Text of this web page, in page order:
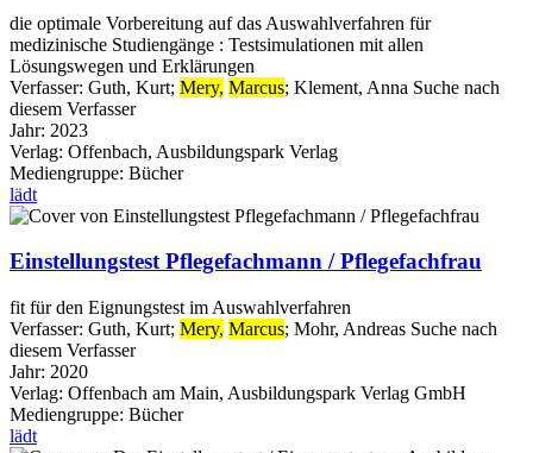
die optimale Vorbereitung auf das Auswahlverfahren für
medizinische Studiengänge : Testsimulationen mit allen
Lösungswegen und Erklärungen
Verfasser: Guth, Kurt; Mery, Marcus; Klement, Anna Suche nach
diesem Verfasser
Jahr: 2023
Verlag: Offenbach, Ausbildungspark Verlag
Mediengruppe: Bücher
lädt
Einstellungstest Pflegefachmann / Pflegefachfrau
fit für den Eignungstest im Auswahlverfahren
Verfasser: Guth, Kurt; Mery, Marcus; Mohr, Andreas Suche nach
diesem Verfasser
Jahr: 2020
Verlag: Offenbach am Main, Ausbildungspark Verlag GmbH
Mediengruppe: Bücher
lädt